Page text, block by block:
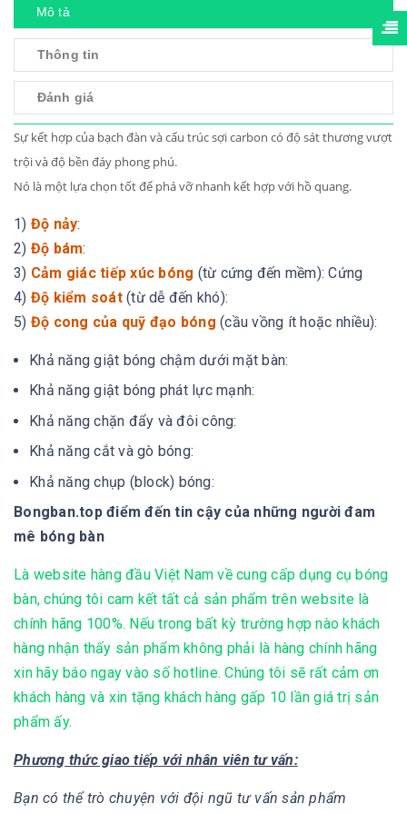
Mô tả
Thông tin
Đánh giá
Sự kết hợp của bạch đàn và cấu trúc sợi carbon có độ sát thương vượt
trội và độ bền đáy phong phú.
Nó là một lựa chọn tốt để phá vỡ nhanh kết hợp với hồ quang.
1) Độ nảy:
2) Độ bám:
3) Cảm giác tiếp xúc bóng (từ cứng đến mềm): Cứng
4) Độ kiểm soát(từ dễ đến khó):
5) Độ cong của quỹ đạo bóng (cầu vồng ít hoặc nhiều):
Khả năng giật bóng chậm dưới mặt bàn:
Khả năng giật bóng phát lực mạnh:
Khả năng chặn đẩy và đôi công:
Khả năng cắt và gò bóng:
Khả năng chụp (block) bóng:
Bongban.top điểm đến tin cậy của những người đam
mê bóng bàn
Là website hàng đầu Việt Nam về cung cấp dụng cụ bóng
bàn, chúng tôi cam kết tất cả sản phẩm trên website là
chính hãng 100%. Nếu trong bất kỳ trường hợp nào khách
hàng nhận thấy sản phẩm không phải là hàng chính hãng
xin hãy báo ngay vào số hotline. Chúng tôi sẽ rất cảm ơn
khách hàng và xin tặng khách hàng gấp 10 lần giá trị sản
phẩm ấy.
Phương thức giao tiếp với nhân viên tư vấn:
Bạn có thể trò chuyện với đội ngũ tư vấn sản phẩm